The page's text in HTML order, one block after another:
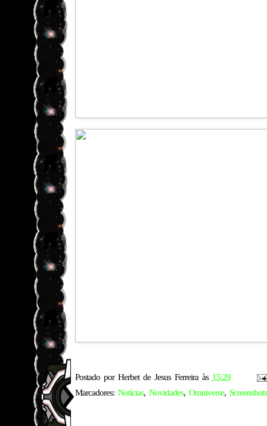
Postado por Herbet de Jesus Ferreira às 15:29
Marcadores: Notícias, Novidades, Omniverse, Screenshots